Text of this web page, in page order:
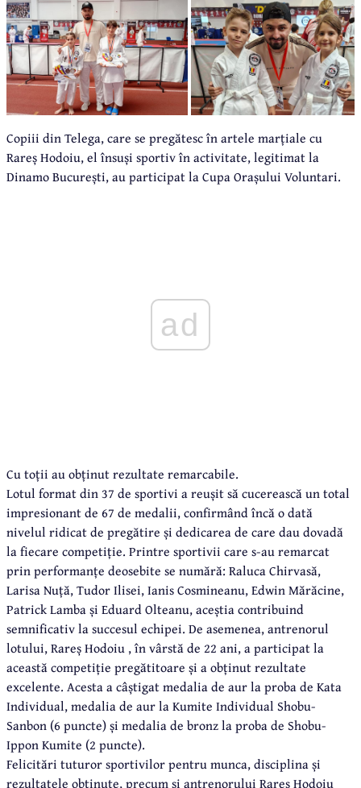
Copiii din Telega, care se pregătesc în artele marțiale cu
Rareș Hodoiu, el însuși sportiv în activitate, legitimat la
Dinamo București, au participat la Cupa Orașului Voluntari.
ad
Cu toții au obținut rezultate remarcabile.
Lotul format din 37 de sportivi a reușit să cucerească un total
impresionant de 67 de medalii, confirmând încă o dată
nivelul ridicat de pregătire și dedicarea de care dau dovadă
la fiecare competiție. Printre sportivii care s-au remarcat
prin performanțe deosebite se numără: Raluca Chirvasă,
Larisa Nuță, Tudor Ilisei, Ianis Cosmineanu, Edwin Mărăcine,
Patrick Lamba și Eduard Olteanu, aceștia contribuind
semnificativ la succesul echipei. De asemenea, antrenorul
lotului, Rareș Hodoiu , în vârstă de 22 ani, a participat la
această competiție pregătitoare și a obținut rezultate
excelente. Acesta a câștigat medalia de aur la proba de Kata
Individual, medalia de aur la Kumite Individual Shobu-
Sanbon (6 puncte) și medalia de bronz la proba de Shobu-
Ippon Kumite (2 puncte).
Felicitări tuturor sportivilor pentru munca, disciplina și
rezultatele obținute, precum și antrenorului Rareș Hodoiu